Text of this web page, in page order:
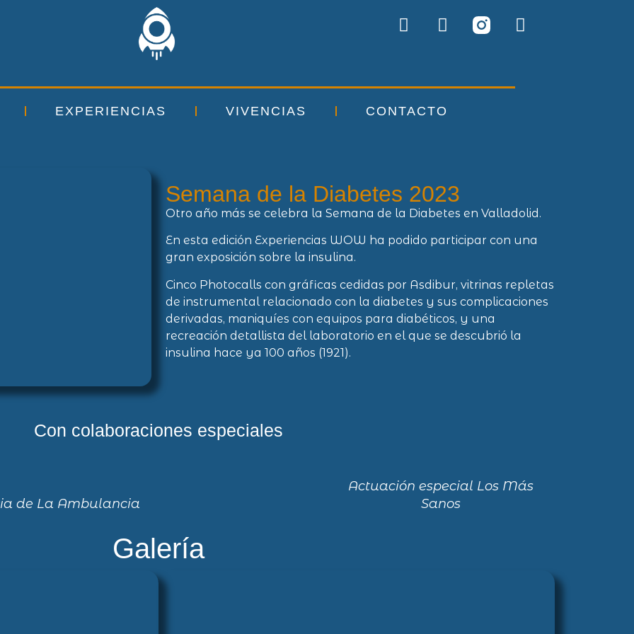
EXPERIENCIAS VIVENCIAS CONTACTO
Semana de la Diabetes 2023
Otro año más se celebra la Semana de la Diabetes en Valladolid.
En esta edición Experiencias WOW ha podido participar con una
gran exposición sobre la insulina.
Cinco Photocalls con gráficas cedidas por Asdibur, vitrinas repletas
de instrumental relacionado con la diabetes y sus complicaciones
derivadas, maniquíes con equipos para diabéticos, y una
recreación detallista del laboratorio en el que se descubrió la
insulina hace ya 100 años (1921).
Con colaboraciones especiales
de La Ambulancia
Actuación especial Los Más
Sanos
Galería